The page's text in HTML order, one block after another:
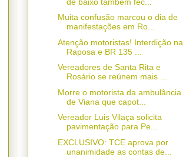
Muita confusão marcou o dia de
manifestações em Ro...
Atenção motoristas! Interdição na
Raposa e BR 135 ...
Vereadores de Santa Rita e
Rosário se reúnem mais ...
Morre o motorista da ambulância
de Viana que capot...
Vereador Luis Vilaça solicita
pavimentação para Pe...
EXCLUSIVO: TCE aprova por
unanimidade as contas de...